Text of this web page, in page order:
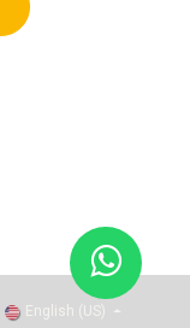
English (US)